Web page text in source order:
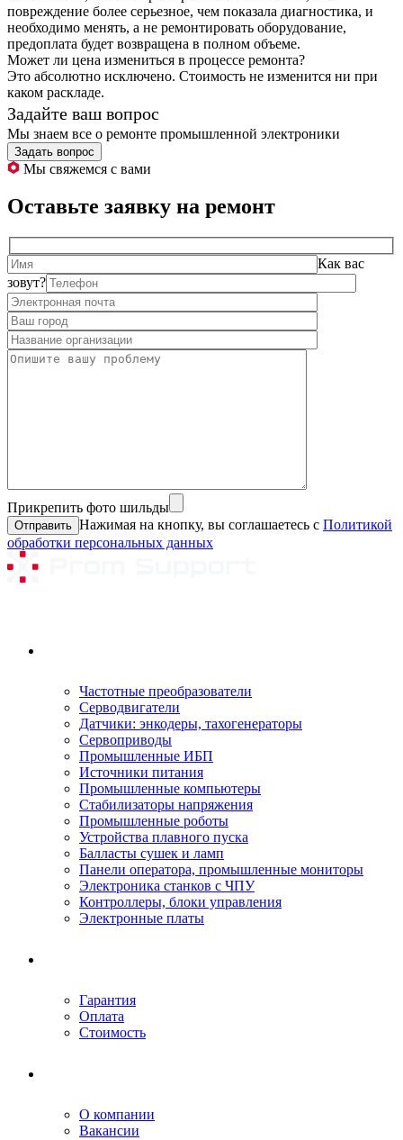
повреждение более серьезное, чем показала диагностика, и
необходимо менять, а не ремонтировать оборудование,
предоплата будет возвращена в полном объеме.
Может ли цена измениться в процессе ремонта?
Это абсолютно исключено. Стоимость не изменится ни при
каком раскладе.
Задайте ваш вопрос
Мы знаем все о ремонте промышленной электроники
Задать вопрос
Мы свяжемся с вами
Оставьте заявку на ремонт
Как вас
зовут?
Прикрепить фото шильды
Нажимая на кнопку, вы соглашаетесь с Политикой
обработки персональных данных
Частотные преобразователи
Серводвигатели
Датчики: энкодеры, тахогенераторы
Сервоприводы
Промышленные ИБП
Источники питания
Промышленные компьютеры
Стабилизаторы напряжения
Промышленные роботы
Устройства плавного пуска
Балласты сушек и ламп
Панели оператора, промышленные мониторы
Электроника станков с ЧПУ
Контроллеры, блоки управления
Электронные платы
Гарантия
Оплата
Стоимость
О компании
Вакансии